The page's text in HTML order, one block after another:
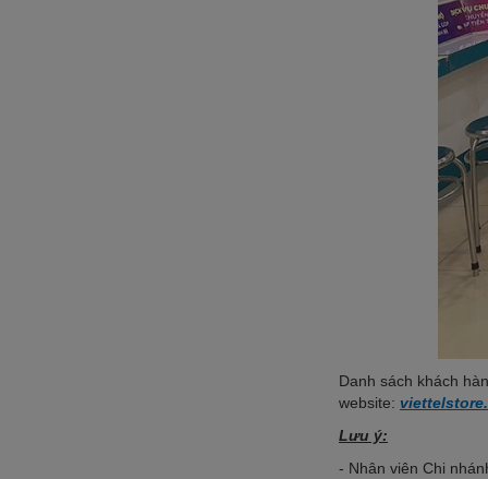
Danh sách khách
website:
Lưu ý:
- Nhân viên Chi